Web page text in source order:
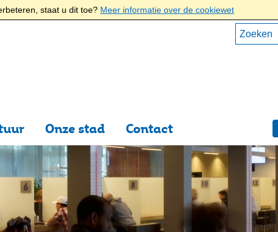
staat u dit toe? Meer informatie over de cookiewet
Onze stad Contact